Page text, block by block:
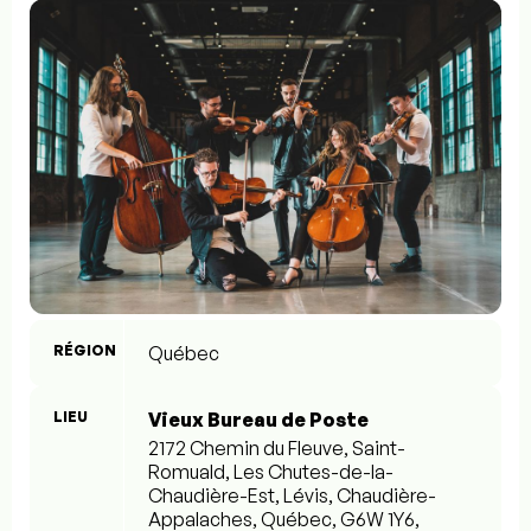
RÉGION Québec
LIEU
Vieux Bureau de Poste
2172 Chemin du Fleuve, Saint-
Romuald, Les Chutes-de-la-
Chaudière-Est, Lévis, Chaudière-
Appalaches, Québec, G6W 1Y6,